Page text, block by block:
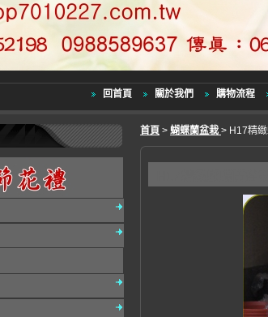
回首頁 關於我們 購物流程
首頁 > 蝴蝶蘭盆栽 > H17精